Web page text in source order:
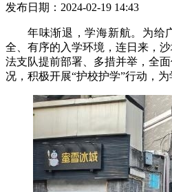
发布日期：2024-02-19 14:43
年味渐退，学海新航。为给
全、有序的入学环境，连日来，
法支队提前部署、多措并举，全
况，积极开展“护校护学”行动，